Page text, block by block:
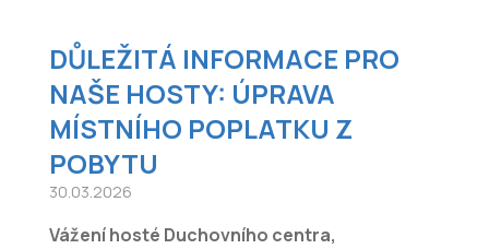
DŮLEŽITÁ INFORMACE PRO
NAŠE HOSTY: ÚPRAVA
MÍSTNÍHO POPLATKU Z
POBYTU
30.03.2026
Vážení hosté Duchovního centra,